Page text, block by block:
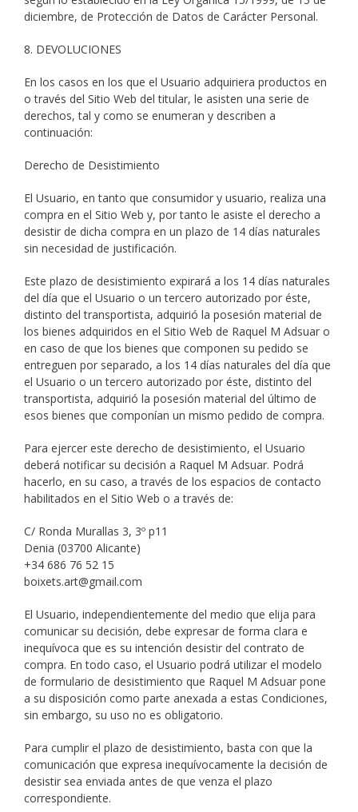
diciembre, de Protección de Datos de Carácter Personal.
8. DEVOLUCIONES
En los casos en los que el Usuario adquiriera productos en
o través del Sitio Web del titular, le asisten una serie de
derechos, tal y como se enumeran y describen a
continuación:
Derecho de Desistimiento
El Usuario, en tanto que consumidor y usuario, realiza una
compra en el Sitio Web y, por tanto le asiste el derecho a
desistir de dicha compra en un plazo de 14 días naturales
sin necesidad de justificación.
Este plazo de desistimiento expirará a los 14 días naturales
del día que el Usuario o un tercero autorizado por éste,
distinto del transportista, adquirió la posesión material de
los bienes adquiridos en el Sitio Web de Raquel M Adsuar o
en caso de que los bienes que componen su pedido se
entreguen por separado, a los 14 días naturales del día que
el Usuario o un tercero autorizado por éste, distinto del
transportista, adquirió la posesión material del último de
esos bienes que componían un mismo pedido de compra.
Para ejercer este derecho de desistimiento, el Usuario
deberá notificar su decisión a Raquel M Adsuar. Podrá
hacerlo, en su caso, a través de los espacios de contacto
habilitados en el Sitio Web o a través de:
C/ Ronda Murallas 3, 3º p11
Denia (03700 Alicante)
+34 686 76 52 15
boixets.art@gmail.com
El Usuario, independientemente del medio que elija para
comunicar su decisión, debe expresar de forma clara e
inequívoca que es su intención desistir del contrato de
compra. En todo caso, el Usuario podrá utilizar el modelo
de formulario de desistimiento que Raquel M Adsuar pone
a su disposición como parte anexada a estas Condiciones,
sin embargo, su uso no es obligatorio.
Para cumplir el plazo de desistimiento, basta con que la
comunicación que expresa inequívocamente la decisión de
desistir sea enviada antes de que venza el plazo
correspondiente.